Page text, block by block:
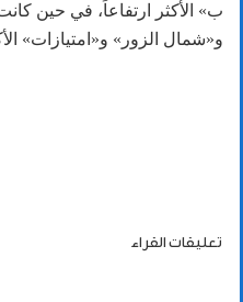
ب» الأكثر ارتفاعاً، في حين
و«شمال الزور» و«امتيازات»
تعليقات القراء